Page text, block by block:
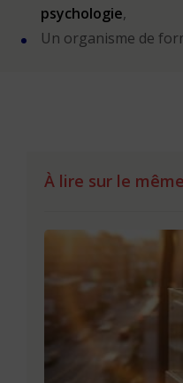
psychologie,
Un organisme de
À lire sur le